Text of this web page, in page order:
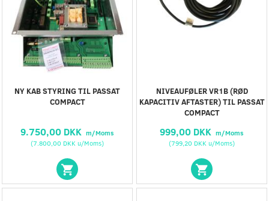
NY KAB STYRING TIL PASSAT
COMPACT
9.750,00 DKK m/Moms
(7.800,00 DKK u/Moms)
NIVEAUFØLER VR1B (RØD
KAPACITIV AFTASTER) TIL PASSAT
COMPACT
999,00 DKK m/Moms
(799,20 DKK u/Moms)